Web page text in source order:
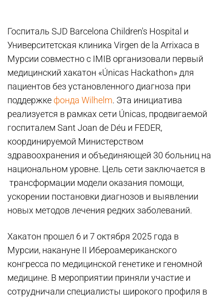
Госпиталь SJD Barcelona Children's Hospital и
Университетская клиника Virgen de la Arrixaca в
Мурсии совместно с IMIB организовали первый
медицинский хакатон «Únicas Hackathon» для
пациентов без установленного диагноза при
поддержке фонда Wilhelm. Эта инициатива
реализуется в рамках сети Únicas, продвигаемой
госпиталем Sant Joan de Déu и FEDER,
координируемой Министерством
здравоохранения и объединяющей 30 больниц на
национальном уровне. Цель сети заключается в
трансформации модели оказания помощи,
ускорении постановки диагнозов и выявлении
новых методов лечения редких заболеваний.
Хакатон прошел 6 и 7 октября 2025 года в
Мурсии, накануне II Ибероамериканского
конгресса по медицинской генетике и геномной
медицине. В мероприятии приняли участие и
сотрудничали специалисты широкого профиля в